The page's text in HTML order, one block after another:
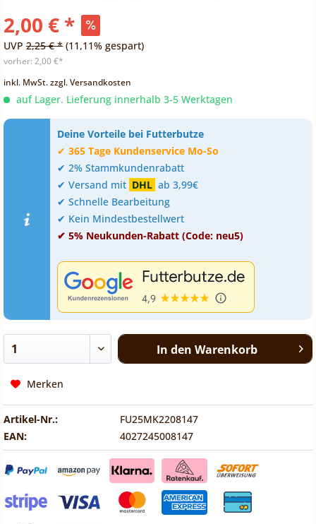
2,00 € *
UVP 2,25 € * (11,11% gespart)
vorher: 2,00 €*
inkl. MwSt.zzgl. Versandkosten
auf Lager. Lieferung innerhalb 3-5 Werktagen
Deine Vorteile bei Futterbutze
✔ 365 Tage Kundenservice Mo-So
✔ 2% Stammkundenrabatt
✔ Versand mit DHL ab 3,99€
✔ Schnelle Bearbeitung
✔ Kein Mindestbestellwert
✔ 5% Neukunden-Rabatt (Code: neu5)
In den Warenkorb
Merken
Artikel-Nr.:
FU25MK2208147
EAN:
4027245008147